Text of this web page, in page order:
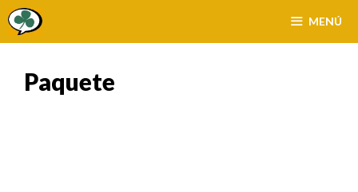
Saltar
MENÚ
Paquete